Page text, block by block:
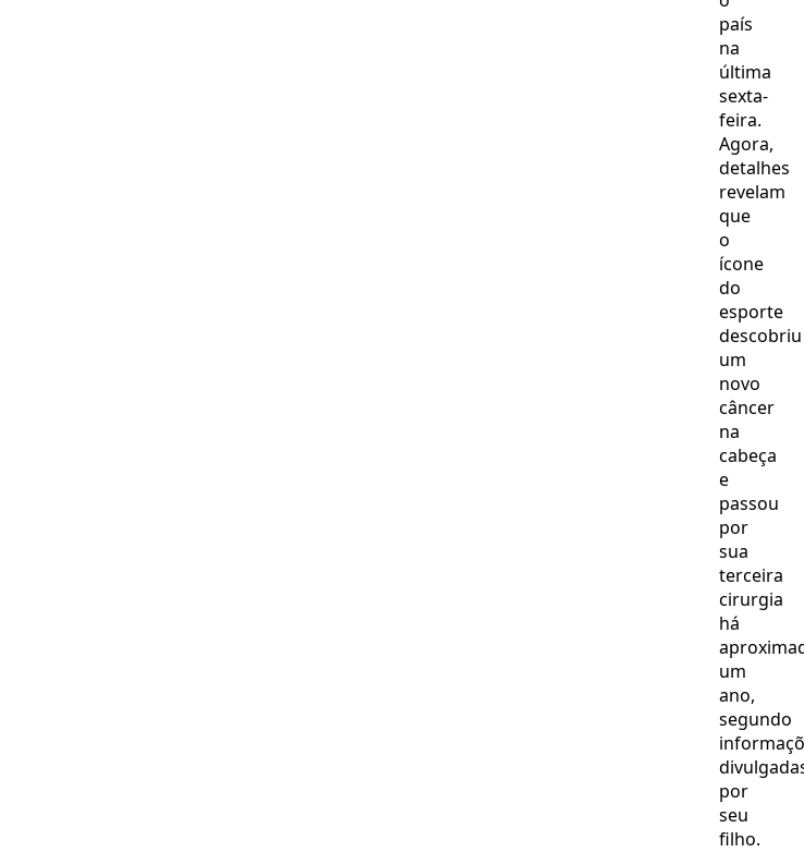
país
na
última
sexta-
feira.
Agora,
detalhes
revelam
que
o
ícone
do
esporte
descobriu
um
novo
câncer
na
cabeça
e
passou
por
sua
terceira
cirurgia
há
um
ano,
segundo
por
seu
filho.